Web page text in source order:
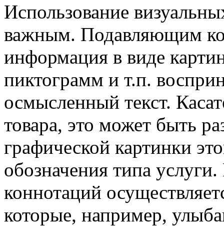
Использование
важным. Подавляющим
информация в виде
пиктограмм и т.п.
осмысленный текст.
товара, это может быть
графической картинки
обозначения типа
коннотаций
которые, например,